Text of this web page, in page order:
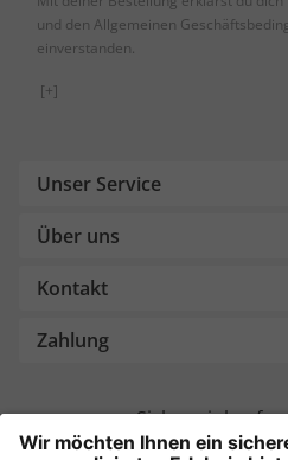
und den Allgemeinen
einverstanden.
[+]
Unser Service
Über uns
Kontakt
Zahlung
Sicher